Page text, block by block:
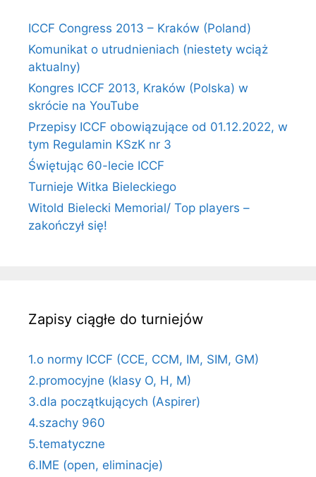
ICCF Congress 2013 – Kraków (Poland)
Komunikat o utrudnieniach (niestety wciąż
aktualny)
Kongres ICCF 2013, Kraków (Polska) w
skrócie na YouTube
Przepisy ICCF obowiązujące od 01.12.2022, w
tym Regulamin KSzK nr 3
Świętując 60-lecie ICCF
Turnieje Witka Bieleckiego
Witold Bielecki Memorial/ Top players –
zakończył się!
Zapisy ciągłe do turniejów
1.o normy ICCF (CCE, CCM, IM, SIM, GM)
2.promocyjne (klasy O, H, M)
3.dla początkujących (Aspirer)
4.szachy 960
5.tematyczne
6.IME (open, eliminacje)